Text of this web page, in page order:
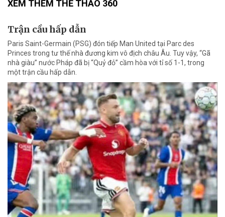
XEM THÊM THỂ THAO 360
Trận cầu hấp dẫn
Paris Saint-Germain (PSG) đón tiếp Man United tại Parc des
Princes trong tư thế nhà đương kim vô địch châu Âu. Tuy vậy, “Gã
nhà giàu” nước Pháp đã bị “Quỷ đỏ” cầm hòa với tỉ số 1-1, trong
một trận cầu hấp dẫn.